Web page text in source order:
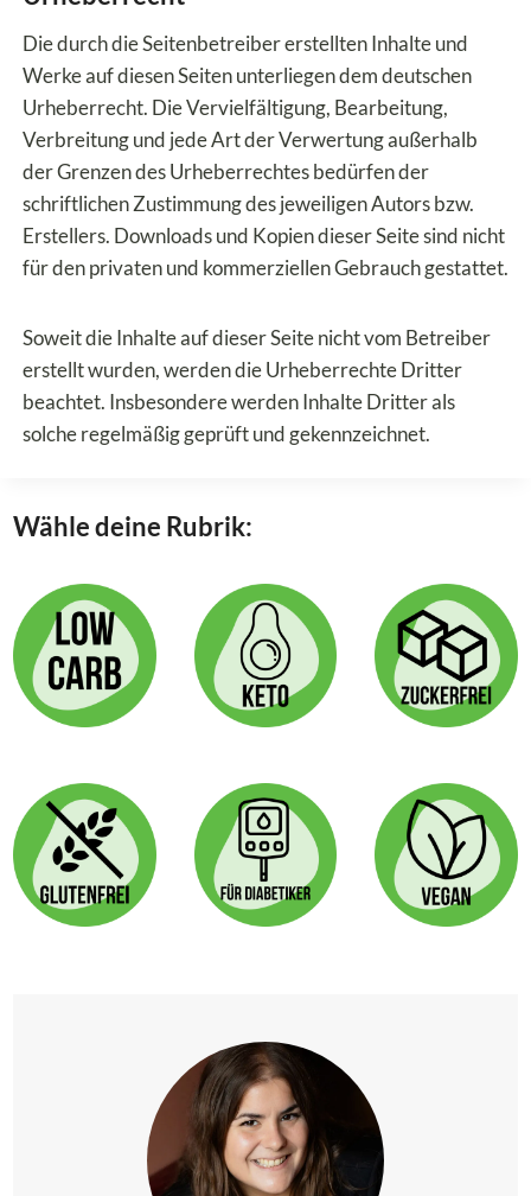
Die durch die Seitenbetreiber erstellten Inhalte und
Werke auf diesen Seiten unterliegen dem deutschen
Urheberrecht. Die Vervielfältigung, Bearbeitung,
Verbreitung und jede Art der Verwertung außerhalb
der Grenzen des Urheberrechtes bedürfen der
schriftlichen Zustimmung des jeweiligen Autors bzw.
Erstellers. Downloads und Kopien dieser Seite sind nicht
für den privaten und kommerziellen Gebrauch gestattet.
Soweit die Inhalte auf dieser Seite nicht vom Betreiber
erstellt wurden, werden die Urheberrechte Dritter
beachtet. Insbesondere werden Inhalte Dritter als
solche regelmäßig geprüft und gekennzeichnet.
Wähle deine Rubrik: